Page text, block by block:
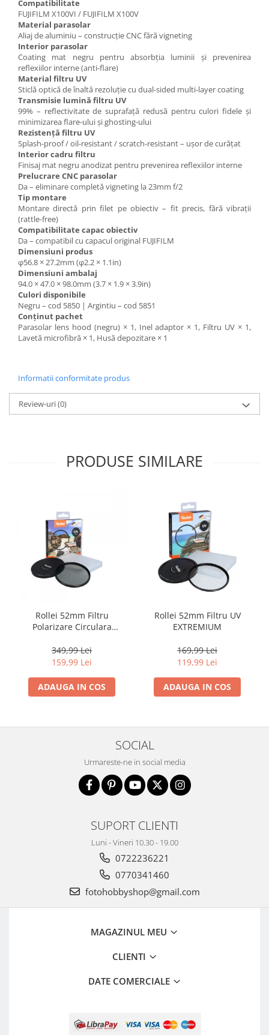
Compatibilitate
FUJIFILM X100VI / FUJIFILM X100V
Material parasolar
Aliaj de aluminiu – construcție CNC fără vigneting
Interior parasolar
Coating mat negru pentru absorbția luminii și prevenirea
reflexiilor interne (anti-flare)
Material filtru UV
Sticlă optică de înaltă rezoluție cu dual-sided multi-layer coating
Transmisie lumină filtru UV
99% – reflectivitate de suprafață redusă pentru culori fidele și
minimizarea flare-ului și ghosting-ului
Rezistență filtru UV
Splash-proof / oil-resistant / scratch-resistant – ușor de curățat
Interior cadru filtru
Finisaj mat negru anodizat pentru prevenirea reflexiilor interne
Prelucrare CNC parasolar
Da – eliminare completă vigneting la 23mm f/2
Tip montare
Montare directă prin filet pe obiectiv – fit precis, fără vibrații
(rattle-free)
Compatibilitate capac obiectiv
Da – compatibil cu capacul original FUJIFILM
Dimensiuni produs
φ56.8 × 27.2mm (φ2.2 × 1.1in)
Dimensiuni ambalaj
94.0 × 47.0 × 98.0mm (3.7 × 1.9 × 3.9in)
Culori disponibile
Negru – cod 5850 | Argintiu – cod 5851
Conținut pachet
Parasolar lens hood (negru) × 1, Inel adaptor × 1, Filtru UV × 1,
Lavetă microfibră × 1, Husă depozitare × 1
Informatii conformitate produs
Review-uri(0)
PRODUSE SIMILARE
Rollei 52mm Filtru
Polarizare Circulara
349,99 Lei
159,99 Lei
ADAUGA IN COS
Rollei 52mm Filtru UV
EXTREMIUM
169,99 Lei
119,99 Lei
ADAUGA IN COS
SOCIAL
Urmareste-ne in social media
SUPORT CLIENTI
Luni - Vineri 10.30 - 19.00
0722236221
0770341460
fotohobbyshop@gmail.com
MAGAZINUL MEU
CLIENTI
DATE COMERCIALE